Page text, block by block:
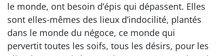
le monde, ont besoin d’épis qui dépassent. Elles
sont elles-mêmes des lieux d’indocilité, plantés
dans le monde du négoce, ce monde qui
pervertit toutes les soifs, tous les désirs, pour les